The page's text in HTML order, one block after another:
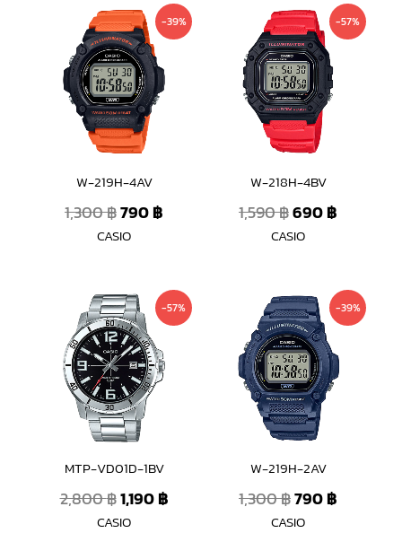
-39%
W-219H-4AV
1,300฿
Original
price
was:
1,300 ฿.
790฿
Current
price
790 ฿.
CASIO
-57%
W-218H-4BV
1,590฿
Original
price
was:
1,590 ฿.
690฿
Current
price
CASIO
-57%
MTP-VD01D-1BV
2,800฿
Original
price
was:
2,800 ฿.
1,190฿
Current
price
CASIO
-39%
W-219H-2AV
1,300฿
Original
price
was:
1,300 ฿.
790฿
Current
price
790 ฿.
CASIO